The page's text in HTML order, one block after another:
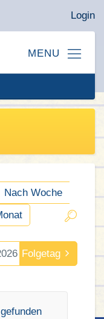
Login
Nach Woche
Folgetag